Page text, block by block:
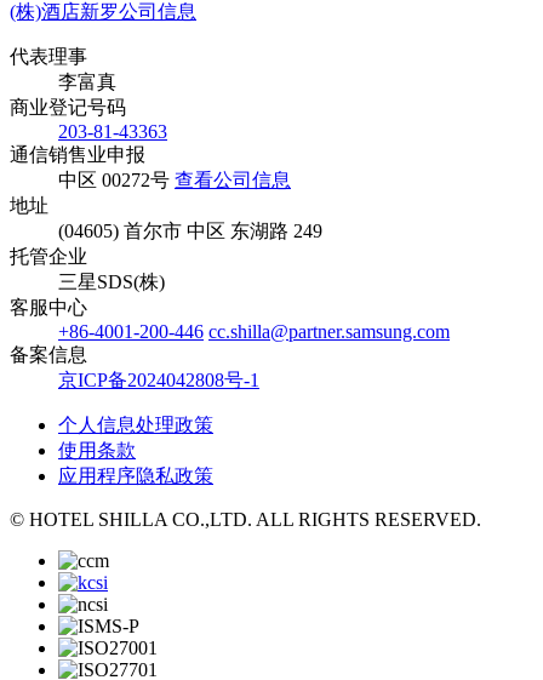
(株)酒店新罗公司信息
代表理事
李富真
商业登记号码
203-81-43363
通信销售业申报
中区 00272号 查看公司信息
地址
(04605) 首尔市 中区 东湖路 249
托管企业
三星SDS(株)
客服中心
+86-4001-200-446 cc.shilla@partner.samsung.com
备案信息
京ICP备2024042808号-1
个人信息处理政策
使用条款
应用程序隐私政策
© HOTEL SHILLA CO.,LTD. ALL RIGHTS RESERVED.